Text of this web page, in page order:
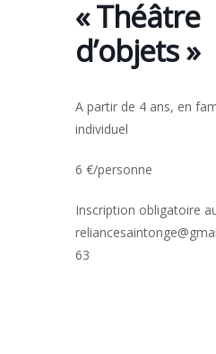
« Théâtre
d’objets »
A partir de 4 ans, en
individuel
6 €/personne
Inscription obligatoire
63